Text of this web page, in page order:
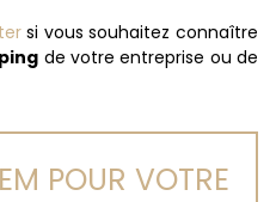
si vous souhaitez connaître
de votre entreprise ou de
POUR VOTRE